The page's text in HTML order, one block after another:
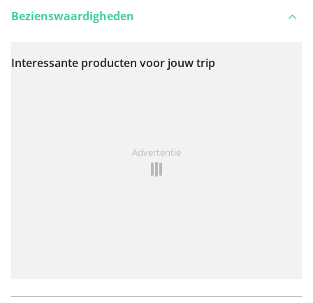
Bekijk op kaart
Bezienswaardigheden
Interessante producten voor jouw trip
Advertentie